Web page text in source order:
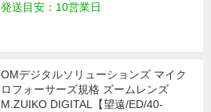
発送目安：10営業日
OMデジタルソリューションズ マイク
ロフォーサーズ規格 ズームレンズ
M.ZUIKO DIGITAL【望遠/ED/40-